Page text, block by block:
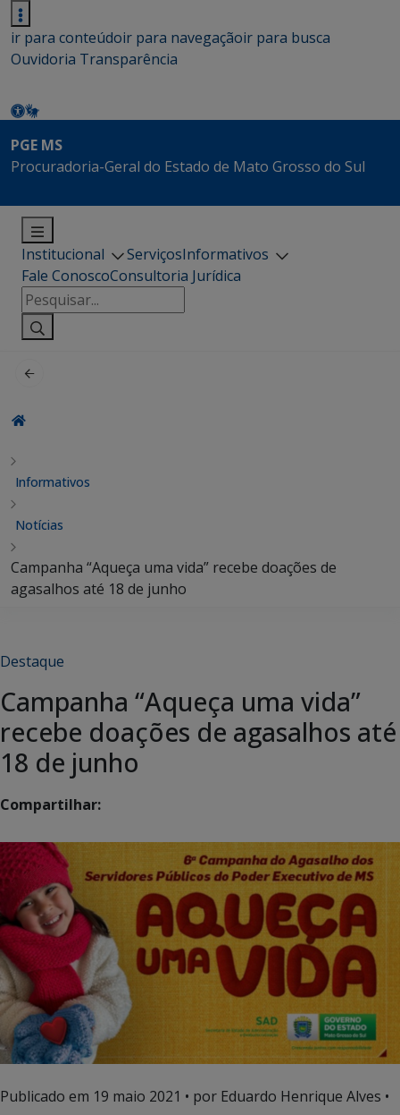
ir para conteúdoir para navegaçãoir para busca
Ouvidoria Transparência
PGE MS
Procuradoria-Geral do Estado de Mato Grosso do Sul
Institucional ServiçosInformativos
Fale ConoscoConsultoria Jurídica
Pesquisar
por:
Informativos
Notícias
Campanha “Aqueça uma vida” recebe doações de
agasalhos até 18 de junho
Destaque
Campanha “Aqueça uma vida”
recebe doações de agasalhos até
18 de junho
Compartilhar:
Publicado em 19 maio 2021 • por Eduardo Henrique Alves •